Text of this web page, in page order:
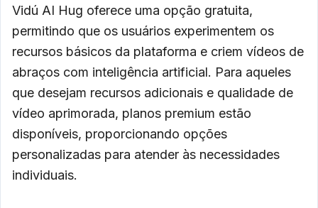
Vidú AI Hug oferece uma opção gratuita,
permitindo que os usuários experimentem os
recursos básicos da plataforma e criem vídeos de
abraços com inteligência artificial. Para aqueles
que desejam recursos adicionais e qualidade de
vídeo aprimorada, planos premium estão
disponíveis, proporcionando opções
personalizadas para atender às necessidades
individuais.